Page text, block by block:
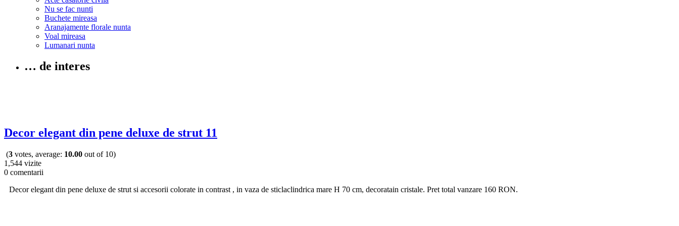
Nu se fac nunti
Buchete mireasa
Aranajamente florale nunta
Voal mireasa
Lumanari nunta
… de interes
Decor elegant din pene deluxe de strut 11
(3 votes, average: 10.00 out of 10)
1,544 vizite
0 comentarii
Decor elegant din pene deluxe de strut si accesorii colorate in contrast , in vaza de sticlaclindrica mare H 70 cm, decoratain cristale. Pret total vanzare 160 RON.